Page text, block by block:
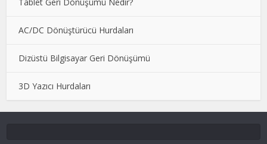
AC/DC Dönüştürücü Hurdaları
Dizüstü Bilgisayar Geri Dönüşümü
3D Yazıcı Hurdaları